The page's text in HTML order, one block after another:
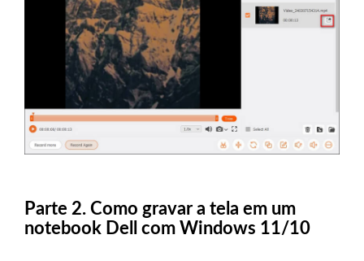
Parte 2. Como gravar a tela em um
notebook Dell com Windows 11/10